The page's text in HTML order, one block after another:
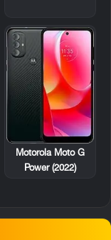
Motorola Moto G
Power (2022)